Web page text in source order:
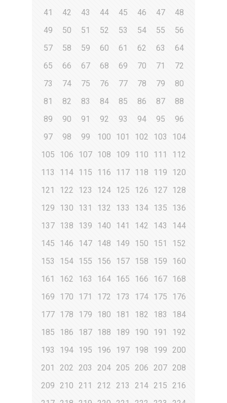
41
42 43 44 45 46 47
48
49
50 51 52 53 54 55
56
57
58 59 60 61 62 63
64
65
66 67 68 69 70 71
72
73
74 75 76 77 78 79
80
81
82 83 84 85 86 87
88
89
90 91 92 93 94 95
96
97
98 99 100 101 102 103
104
105
106 107 108 109 110 111
112
113
114 115 116 117 118 119
120
121
122 123 124 125 126 127 128
129
130 131 132 133 134 135
136
137 138 139 140 141 142 143
144
145
146 147 148 149 150 151
152
153
154 155 156 157 158 159
160
161
162 163 164 165 166 167 168
169
170 171 172 173 174 175
176
177 178 179 180 181 182 183
184
185
186 187 188 189 190 191
192
193
194 195 196 197 198 199 200
201
202 203 204 205 206 207 208
209 210 211 212 213 214 215 216